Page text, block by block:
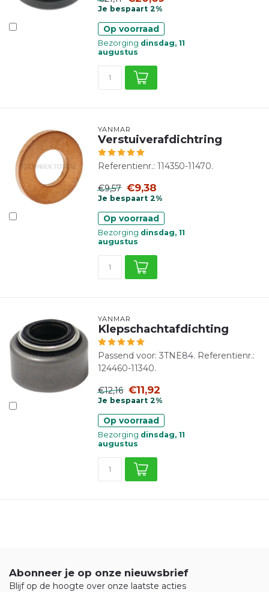
Je bespaart 2%
Op voorraad
Bezorging dinsdag, 11
augustus
YANMAR
Verstuiverafdichtring
Referentienr.: 114350-11470.
€9,57 €9,38
Je bespaart 2%
Op voorraad
Bezorging dinsdag, 11
augustus
YANMAR
Klepschachtafdichting
Passend voor: 3TNE84. Referentienr.:
124460-11340.
€12,16 €11,92
Je bespaart 2%
Op voorraad
Bezorging dinsdag, 11
augustus
Abonneer je op onze nieuwsbrief
Blijf op de hoogte over onze laatste acties